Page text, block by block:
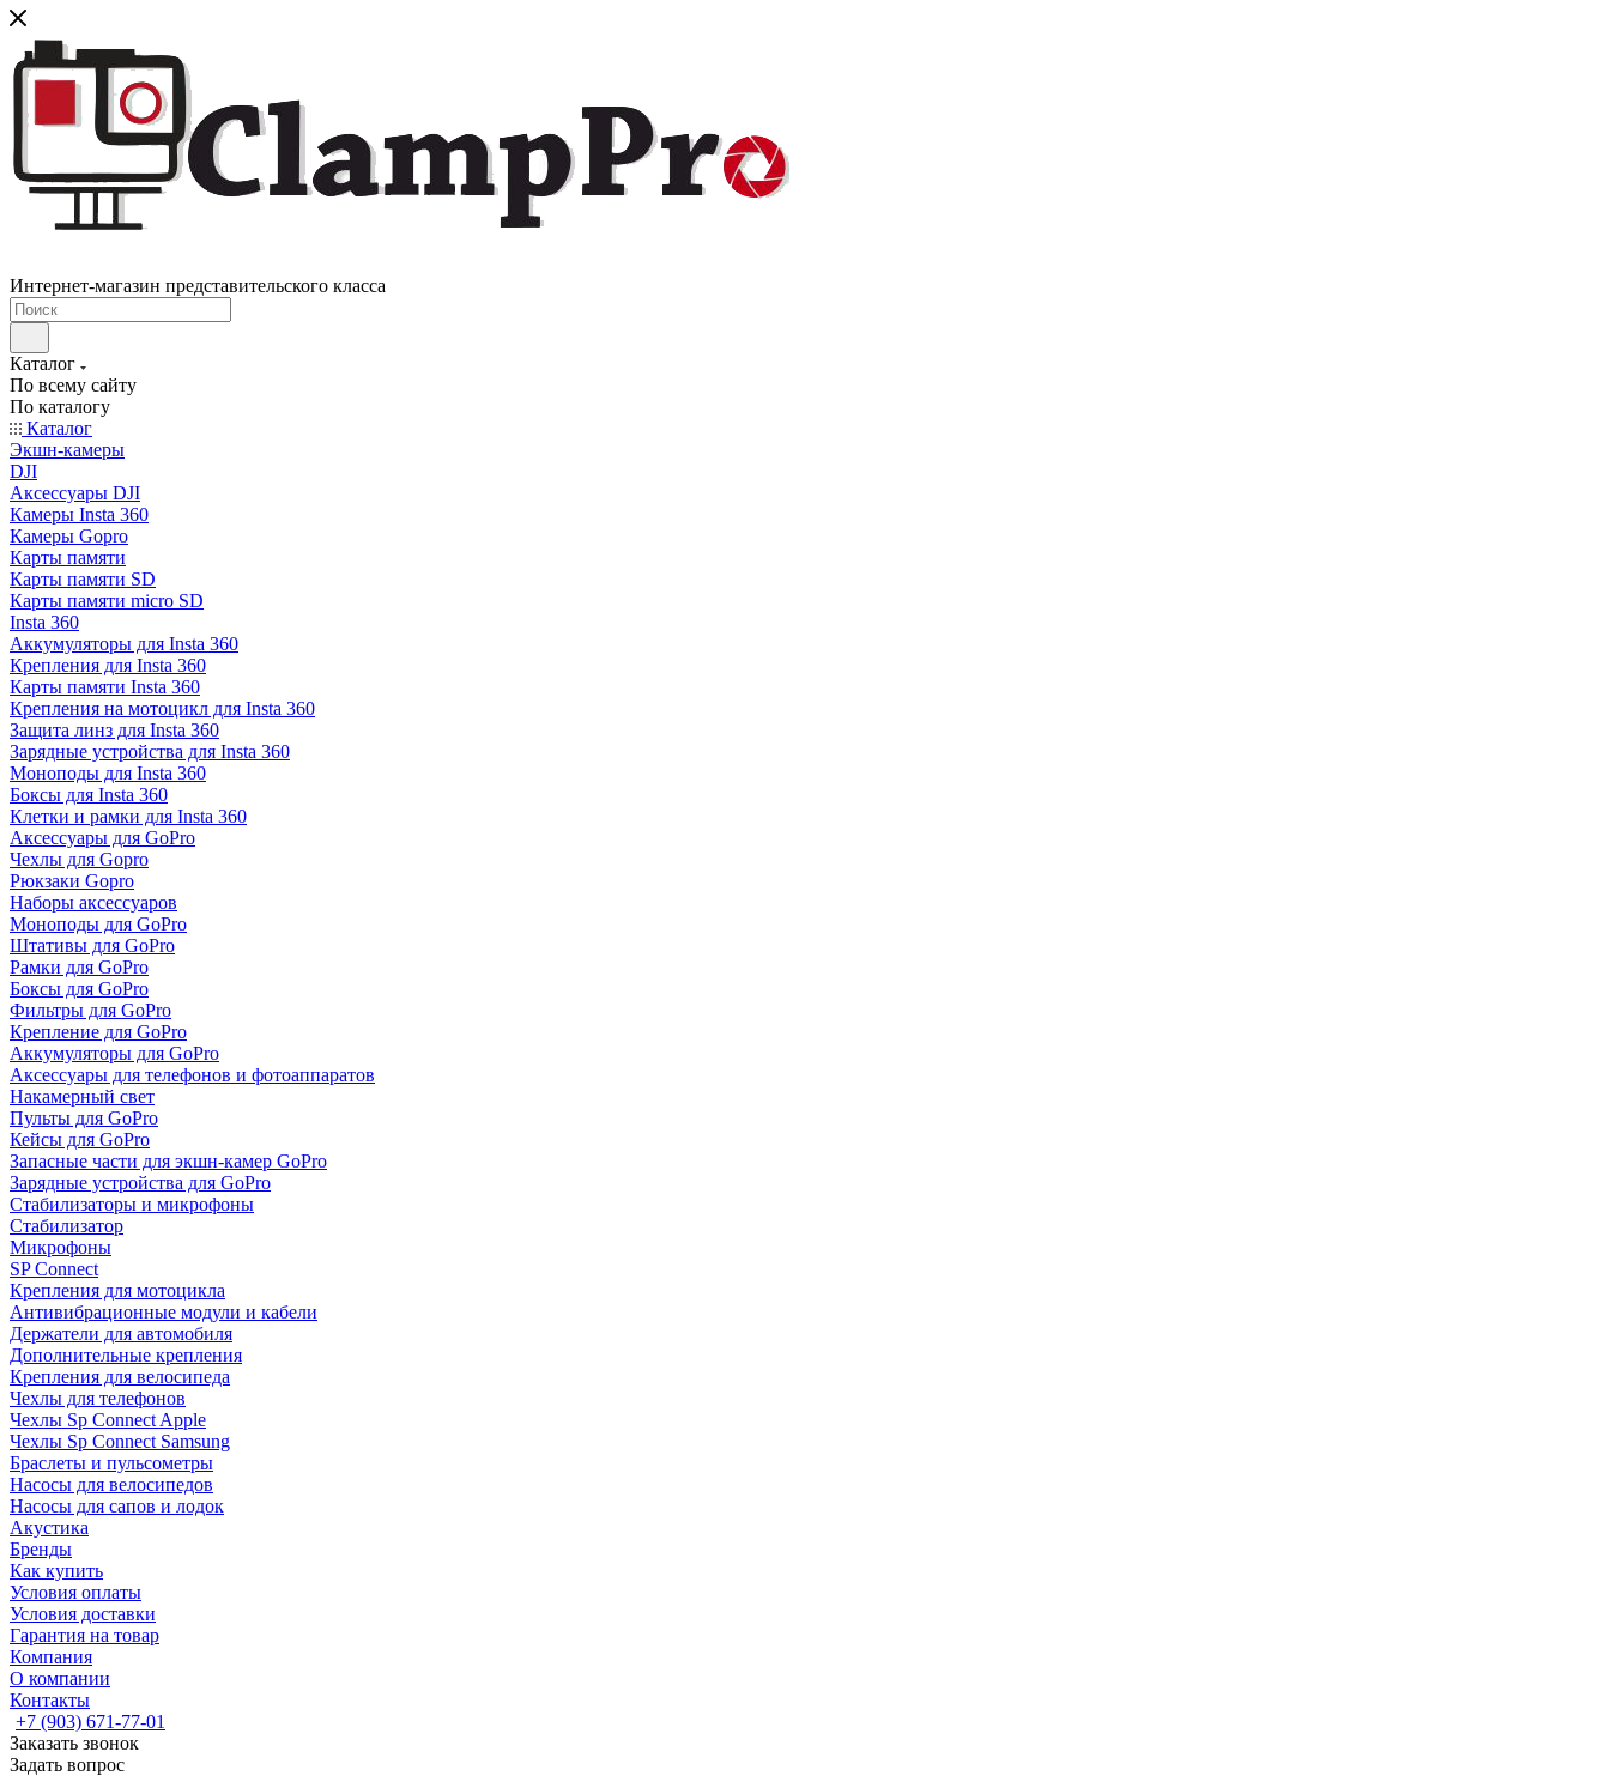
Интернет-магазин представительского класса
Каталог
По всему сайту
По каталогу
Каталог
Экшн-камеры
DJI
Аксессуары DJI
Камеры Insta 360
Камеры Gopro
Карты памяти
Карты памяти SD
Карты памяти micro SD
Insta 360
Аккумуляторы для Insta 360
Крепления для Insta 360
Карты памяти Insta 360
Крепления на мотоцикл для Insta 360
Защита линз для Insta 360
Зарядные устройства для Insta 360
Моноподы для Insta 360
Боксы для Insta 360
Клетки и рамки для Insta 360
Аксессуары для GoPro
Чехлы для Gopro
Рюкзаки Gopro
Наборы аксессуаров
Моноподы для GoPro
Штативы для GoPro
Рамки для GoPro
Боксы для GoPro
Фильтры для GoPro
Крепление для GoPro
Аккумуляторы для GoPro
Аксессуары для телефонов и фотоаппаратов
Накамерный свет
Пульты для GoPro
Кейсы для GoPro
Запасные части для экшн-камер GoPro
Зарядные устройства для GoPro
Стабилизаторы и микрофоны
Стабилизатор
Микрофоны
SP Connect
Крепления для мотоцикла
Антивибрационные модули и кабели
Держатели для автомобиля
Дополнительные крепления
Крепления для велосипеда
Чехлы для телефонов
Чехлы Sp Connect Apple
Чехлы Sp Connect Samsung
Браслеты и пульсометры
Насосы для велосипедов
Насосы для сапов и лодок
Акустика
Бренды
Как купить
Условия оплаты
Условия доставки
Гарантия на товар
Компания
О компании
Контакты
+7 (903) 671-77-01
Заказать звонок
Задать вопрос